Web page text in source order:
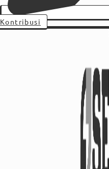
Kontribusi